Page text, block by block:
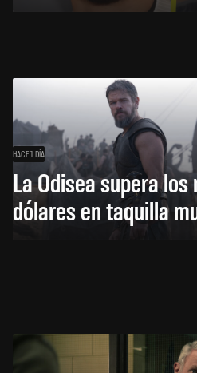
HACE 1 DÍA
La Odisea supera
dólares en taquilla